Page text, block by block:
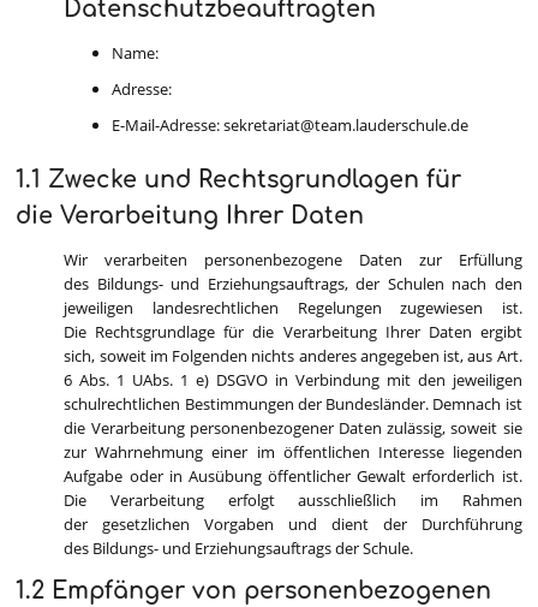
Datenschutzbeauftragten
Name:
Adresse:
E-Mail-Adresse: sekretariat@team.lauderschule.de
1.1 Zwecke und Rechtsgrundlagen für
die Verarbeitung Ihrer Daten
Wir verarbeiten personenbezogene Daten zur Erfüllung
des Bildungs- und Erziehungsauftrags, der Schulen nach den
jeweiligen landesrechtlichen Regelungen zugewiesen ist.
Die Rechtsgrundlage für die Verarbeitung Ihrer Daten ergibt
sich, soweit im Folgenden nichts anderes angegeben ist, aus Art.
6 Abs. 1 UAbs. 1 e) DSGVO in Verbindung mit den jeweiligen
schulrechtlichen Bestimmungen der Bundesländer. Demnach ist
die Verarbeitung personenbezogener Daten zulässig, soweit sie
zur Wahrnehmung einer im öffentlichen Interesse liegenden
Aufgabe oder in Ausübung öffentlicher Gewalt erforderlich ist.
Die Verarbeitung erfolgt ausschließlich im Rahmen
der gesetzlichen Vorgaben und dient der Durchführung
des Bildungs- und Erziehungsauftrags der Schule.
1.2 Empfänger von personenbezogenen